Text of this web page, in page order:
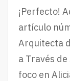
¡Perfecto!
artículo
Arquitecta
a Través
foco en